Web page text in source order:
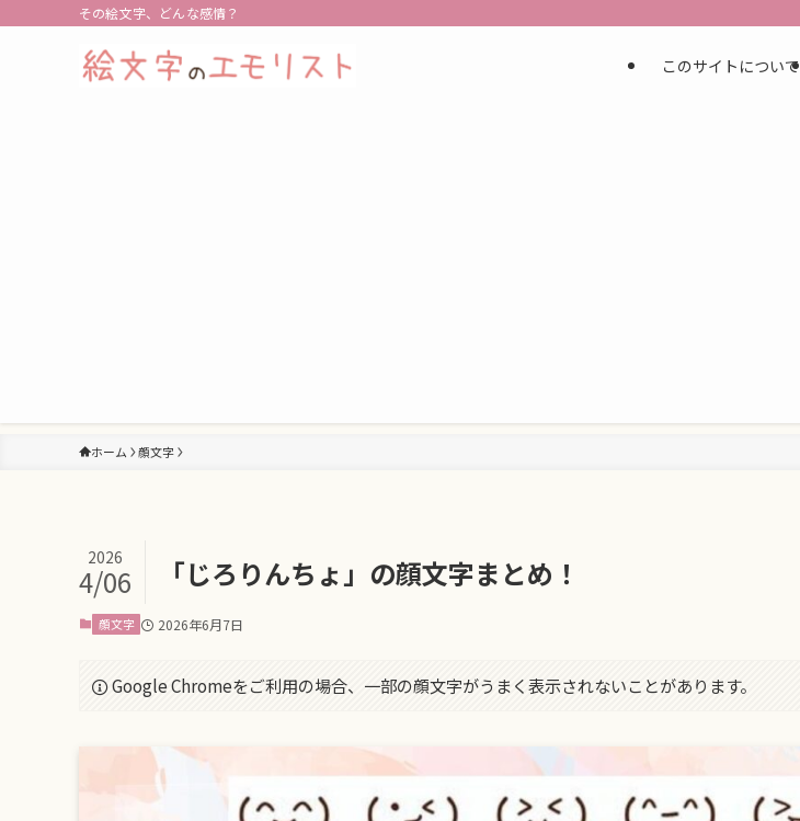
その絵文字、どんな感情？
このサイトについて
ホーム 顔文字
「じろりんちょ」の顔文字まとめ！
2026
4/06
顔文字 2026年6月7日
Google Chromeをご利用の場合、一部の顔文字がうまく表示されないことがあります。